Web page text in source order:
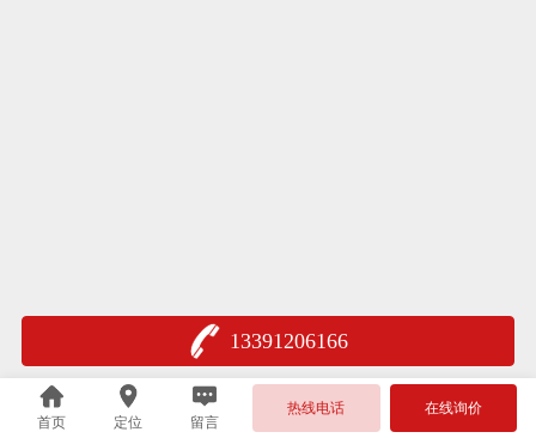
13391206166
首页 定位 留言
热线电话 在线询价